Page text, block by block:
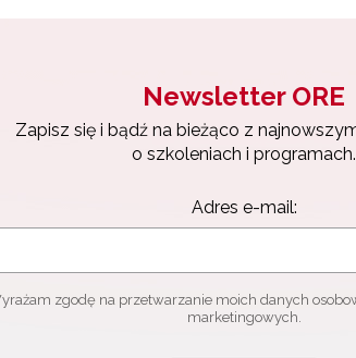
Newsletter ORE
Zapisz się i bądź na bieżąco z
o szkoleniach i programach.
Adres e-mail:
zgodę na przetwarzanie moich danych
marketingowych.